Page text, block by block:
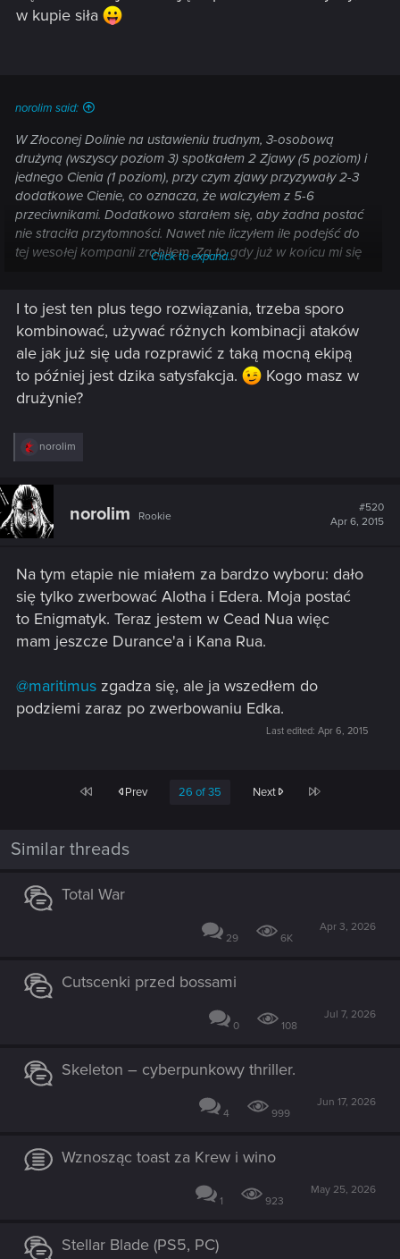
w kupie siła
norolim said:
W Złoconej Dolinie na ustawieniu trudnym, 3-osobową
drużyną (wszyscy poziom 3) spotkałem 2 Zjawy (5 poziom) i
jednego Cienia (1 poziom), przy czym zjawy przyzywały 2-3
dodatkowe Cienie, co oznacza, że walczyłem z 5-6
przeciwnikami. Dodatkowo starałem się, aby żadna postać
nie straciła przytomności. Nawet nie liczyłem ile podejść do
tej wesołej kompanii zrobiłem. Za to gdy już w końcu mi się
Click to expand...
I to jest ten plus tego rozwiązania, trzeba sporo
kombinować, używać różnych kombinacji ataków
ale jak już się uda rozprawić z taką mocną ekipą
to później jest dzika satysfakcja.
Kogo masz w
drużynie?
R
c
t
i
o
:
norolim
norolim Rookie
#520
Apr 6, 2015
Na tym etapie nie miałem za bardzo wyboru: dało
się tylko zwerbować Alotha i Edera. Moja postać
to Enigmatyk. Teraz jestem w Cead Nua więc
mam jeszcze Durance'a i Kana Rua.
@maritimus zgadza się, ale ja wszedłem do
podziemi zaraz po zwerbowaniu Edka.
Last edited: Apr 6, 2015
First Prev 26 of 35 Next Last
Similar threads
Total War
29 6K
Apr 3, 2026
Cutscenki przed bossami
0 108
Jul 7, 2026
Skeleton – cyberpunkowy thriller.
4 999
Jun 17, 2026
Wznosząc toast za Krew i wino
1 923
May 25, 2026
Stellar Blade (PS5, PC)